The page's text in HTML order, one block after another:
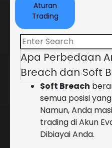
Aturan
Trading
Apa Perbedaan
Breach dan Soft
Soft Breach
semua posisi
Namun, Anda
trading di Akun
Dibiayai Anda.